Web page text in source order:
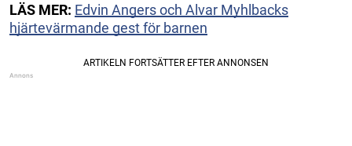
LÄS MER: Edvin Angers och Alvar Myhlbacks
hjärtevärmande gest för barnen